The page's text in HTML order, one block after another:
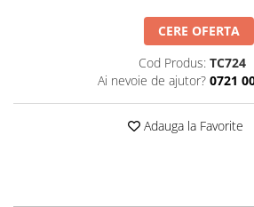
Tăiere și nituire pneumatică
Cricuri hidraulice pentru service-
uri auto si vulcanizari
Cricuri pentru autovehicule grele
Cricuri pneumatico-hidraulice
CERE OFERTA
Cod Produs: TC724
Ai nevoie de ajutor? 0721
Adauga la Favorite